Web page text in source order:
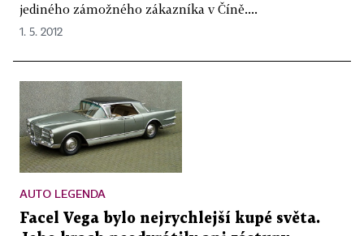
jediného zámožného zákazníka v Číně....
1. 5. 2012
AUTO LEGENDA
Facel Vega bylo nejrychlejší kupé světa.